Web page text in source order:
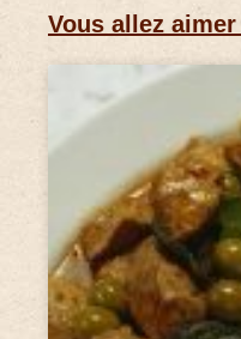
Vous allez